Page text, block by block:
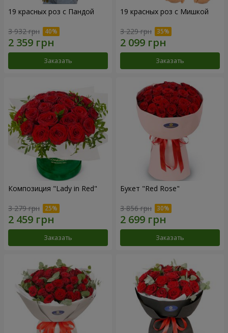
19 красных роз с Пандой
3 932 грн
Заказать
19 красных роз с Мишкой
3 229 грн
Заказать
Композиция "Lady in Red"
3 279 грн
Заказать
Букет "Red Rose"
3 856 грн
Заказать